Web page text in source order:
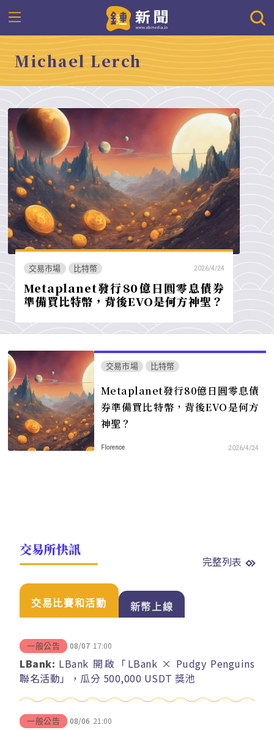
Michael Lerch
交易市場 比特幣 2026/4/24
Metaplanet發行80億日圓零息債券
準備買比特幣，背後EVO是何方神聖？
交易市場 比特幣
Metaplanet發行80億日圓零息債
券準備買比特幣，背後EVO是何方
神聖？
Florence 2026/4/24
交易所快訊
完整列表
交易比賽和活動 新幣上線
一般公告 08/07 17:00
LBank: LBank 開啟「LBank × Pudgy Penguins
聯名活動」，瓜分 500,000 USDT 獎池
一般公告 08/06 21:00